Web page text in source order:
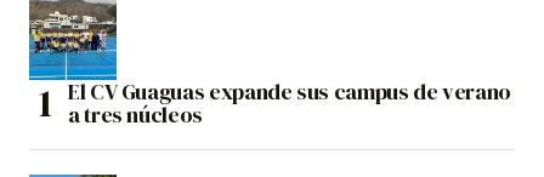
El CV Guaguas expande sus campus de verano
a tres núcleos